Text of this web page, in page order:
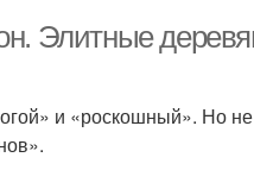
Элитные
и «роскошный». Но